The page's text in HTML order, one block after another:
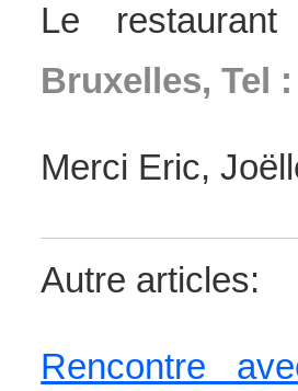
Le restaurant
Bruxelles, Tel :
Merci Eric,
Autre articles:
Rencontre